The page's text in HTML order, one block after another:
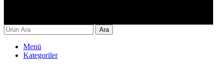
Ara
Menü
Kategoriler